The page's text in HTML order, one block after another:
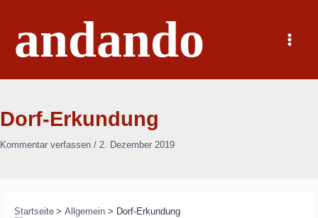
springenandando
Main
Menu
Dorf-Erkundung
Kommentar verfassen / 2. Dezember 2019
Startseite Allgemein Dorf-Erkundung